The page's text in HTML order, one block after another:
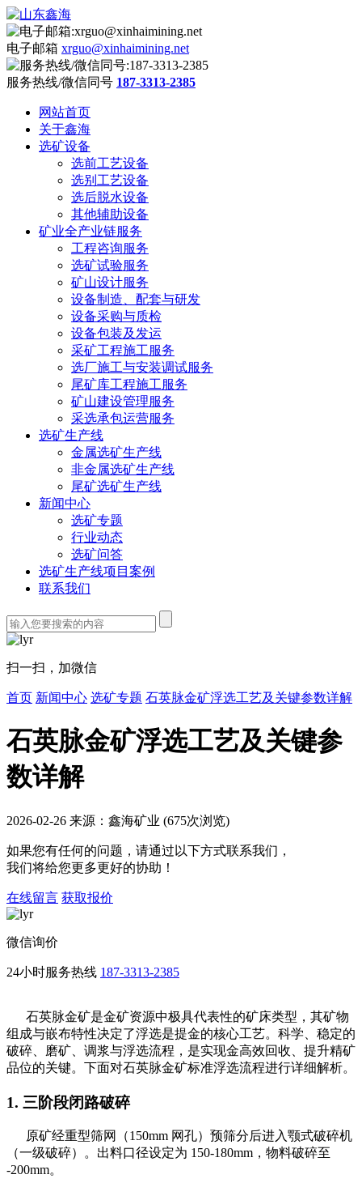
电子邮箱 xrguo@xinhaimining.net
服务热线/微信同号 187-3313-2385
网站首页
关于鑫海
选矿设备
选前工艺设备
选别工艺设备
选后脱水设备
其他辅助设备
矿业全产业链服务
工程咨询服务
选矿试验服务
矿山设计服务
设备制造、配套与研发
设备采购与质检
设备包装及发运
采矿工程施工服务
选厂施工与安装调试服务
尾矿库工程施工服务
矿山建设管理服务
采选承包运营服务
选矿生产线
金属选矿生产线
非金属选矿生产线
尾矿选矿生产线
新闻中心
选矿专题
行业动态
选矿问答
选矿生产线项目案例
联系我们
扫一扫，加微信
首页 新闻中心 选矿专题 石英脉金矿浮选工艺及关键参数详解
石英脉金矿浮选工艺及关键参
数详解
2026-02-26 来源：鑫海矿业 (675次浏览)
如果您有任何的问题，请通过以下方式联系我们，
我们将给您更多更好的协助！
在线留言 获取报价
微信询价
24小时服务热线 187-3313-2385
石英脉金矿是金矿资源中极具代表性的矿床类型，其矿物
组成与嵌布特性决定了浮选是提金的核心工艺。科学、稳定的
破碎、磨矿、调浆与浮选流程，是实现金高效回收、提升精矿
品位的关键。下面对石英脉金矿标准浮选流程进行详细解析。
1. 三阶段闭路破碎
原矿经重型筛网（150mm 网孔）预筛分后进入颚式破碎机
（一级破碎）。出料口径设定为 150-180mm，物料破碎至
-200mm。